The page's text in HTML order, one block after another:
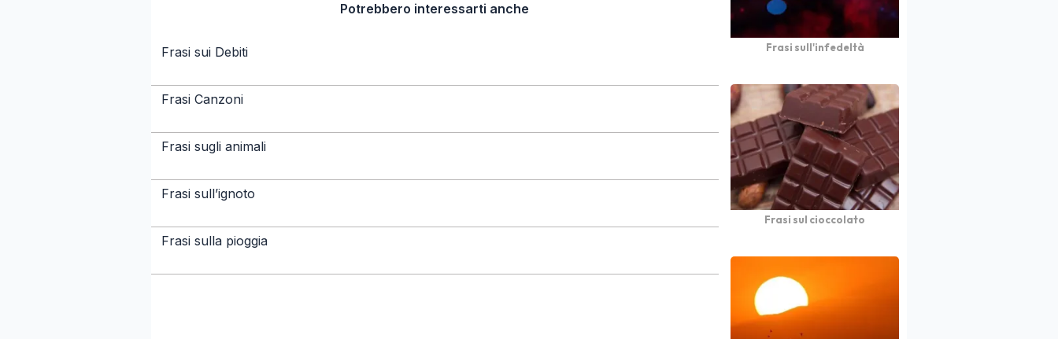
Potrebbero interessarti anche
Frasi sui Debiti
Frasi Canzoni
Frasi sugli animali
Frasi sull’ignoto
Frasi sulla pioggia
Frasi sull'infedeltà
Frasi sul cioccolato